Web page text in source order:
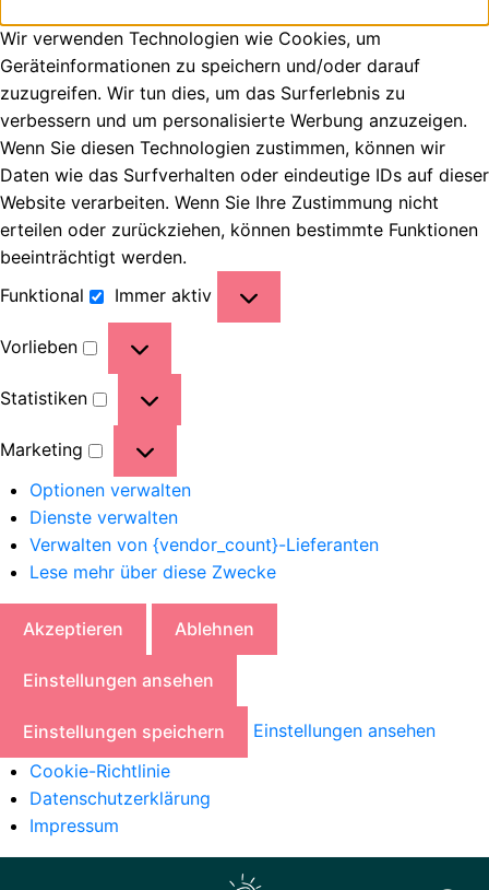
Wir verwenden Technologien wie Cookies, um
Geräteinformationen zu speichern und/oder darauf
zuzugreifen. Wir tun dies, um das Surferlebnis zu
verbessern und um personalisierte Werbung anzuzeigen.
Wenn Sie diesen Technologien zustimmen, können wir
Daten wie das Surfverhalten oder eindeutige IDs auf dieser
Website verarbeiten. Wenn Sie Ihre Zustimmung nicht
erteilen oder zurückziehen, können bestimmte Funktionen
beeinträchtigt werden.
Funktional
Immer aktiv
Vorlieben
Statistiken
Marketing
Optionen verwalten
Dienste verwalten
Verwalten von {vendor_count}-Lieferanten
Lese mehr über diese Zwecke
Akzeptieren Ablehnen
Einstellungen ansehen
Einstellungen speichern
Einstellungen ansehen
Cookie-Richtlinie
Datenschutzerklärung
Impressum